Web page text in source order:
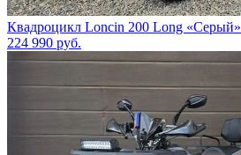
Квадроцикл Loncin 200 Long «Серый»
224 990 руб.